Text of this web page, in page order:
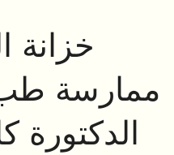
خزانة
ممارسة طب
الدكتورة